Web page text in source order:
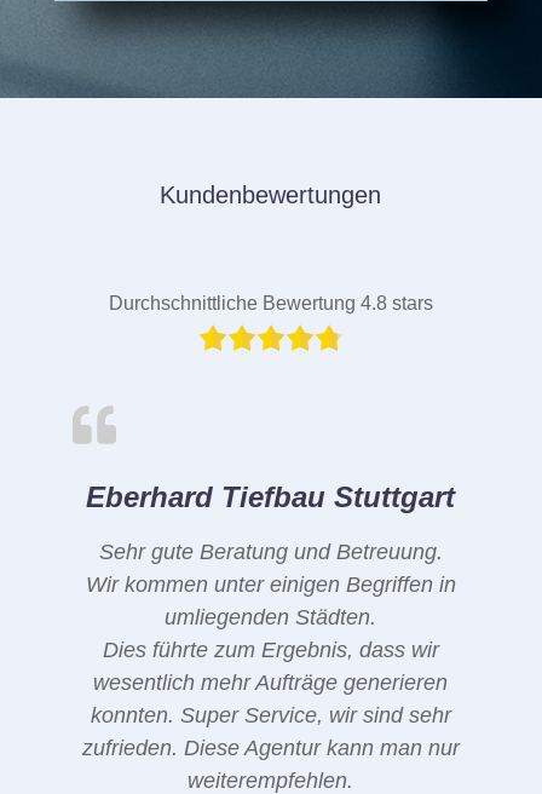
Kundenbewertungen
Durchschnittliche Bewertung 4.8 stars
Eberhard Tiefbau Stuttgart
Sehr gute Beratung und Betreuung.
Wir kommen unter einigen Begriffen in
umliegenden Städten.
Dies führte zum Ergebnis, dass wir
wesentlich mehr Aufträge generieren
konnten. Super Service, wir sind sehr
zufrieden. Diese Agentur kann man nur
weiterempfehlen.